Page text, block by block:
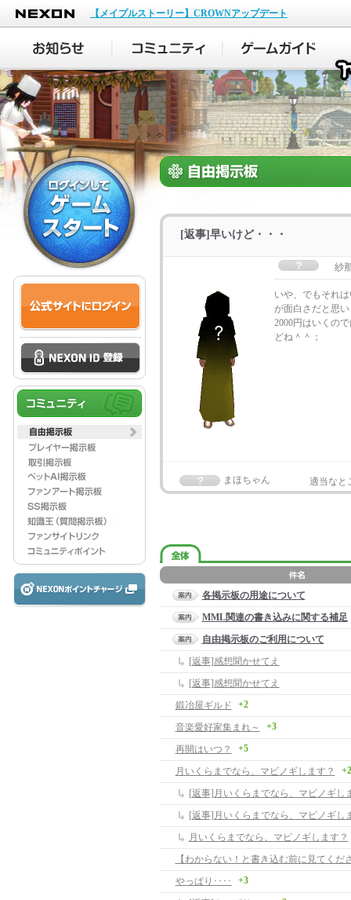
NEXON
【メイプルストーリー】CROWNアップデート
[返事]早いけど・・・
紗
いや、でもそれ
が面白さだと思
2000円はいくの
どね＾＾；
まほちゃん 適当なと
各掲示板の用途について
MML関連の書き込みに関する補足
自由掲示板のご利用について
[返事]感想聞かせてえ
[返事]感想聞かせてえ
鍛冶屋ギルド
+2
音楽愛好家集まれ～ +3
再開はいつ？ +5
月いくらまでなら、マビノギします？
[返事]月いくらまでなら、マビノギし
[返事]月いくらまでなら、マビノギし
月いくらまでなら、マビノギします？
【わからない！と書き込む前に見てくだ
やっぱり････
+3